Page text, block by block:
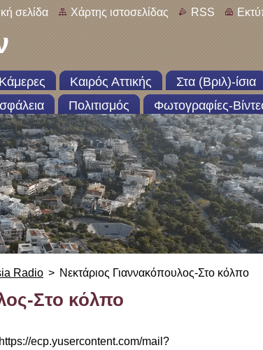
σελίδα Χάρτης ιστοσελίδας RSS
Καιρός Αττικής
Στα (Βριλ)-ίσια
Πολιτισμός Φωτογραφίες-
Radio > Νεκτάριος Γιαννακόπουλος-Στο κόλπο
Στο κόλπο